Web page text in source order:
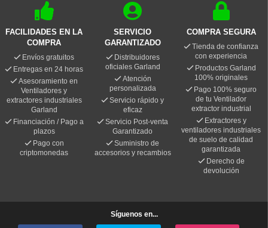
FACILIDADES EN LA
COMPRA
Envíos gratuitos
Entregas en 24 horas
Asesoramiento en
Ventiladores y
extractores industriales
Garland
Financiación / Pago a
plazos
Pago con
criptomonedas
SERVICIO
GARANTIZADO
Distribuidores
oficiales Garland
Atención
personalizada
Servicio rápido y
eficaz
Servicio Post-venta
Garantizado
Suministro de
accesorios y recambios
COMPRA SEGURA
Tienda de confianza
con experiencia
Productos Garland
100% originales
Pago 100% seguro
de tu Ventilador
extractor industrial
Extractores y
ventiladores industriales
de suelo de calidad
garantizada
Derecho de
devolución
Síguenos en...